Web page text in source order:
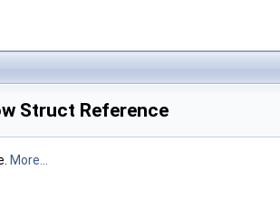
Struct Reference
More...